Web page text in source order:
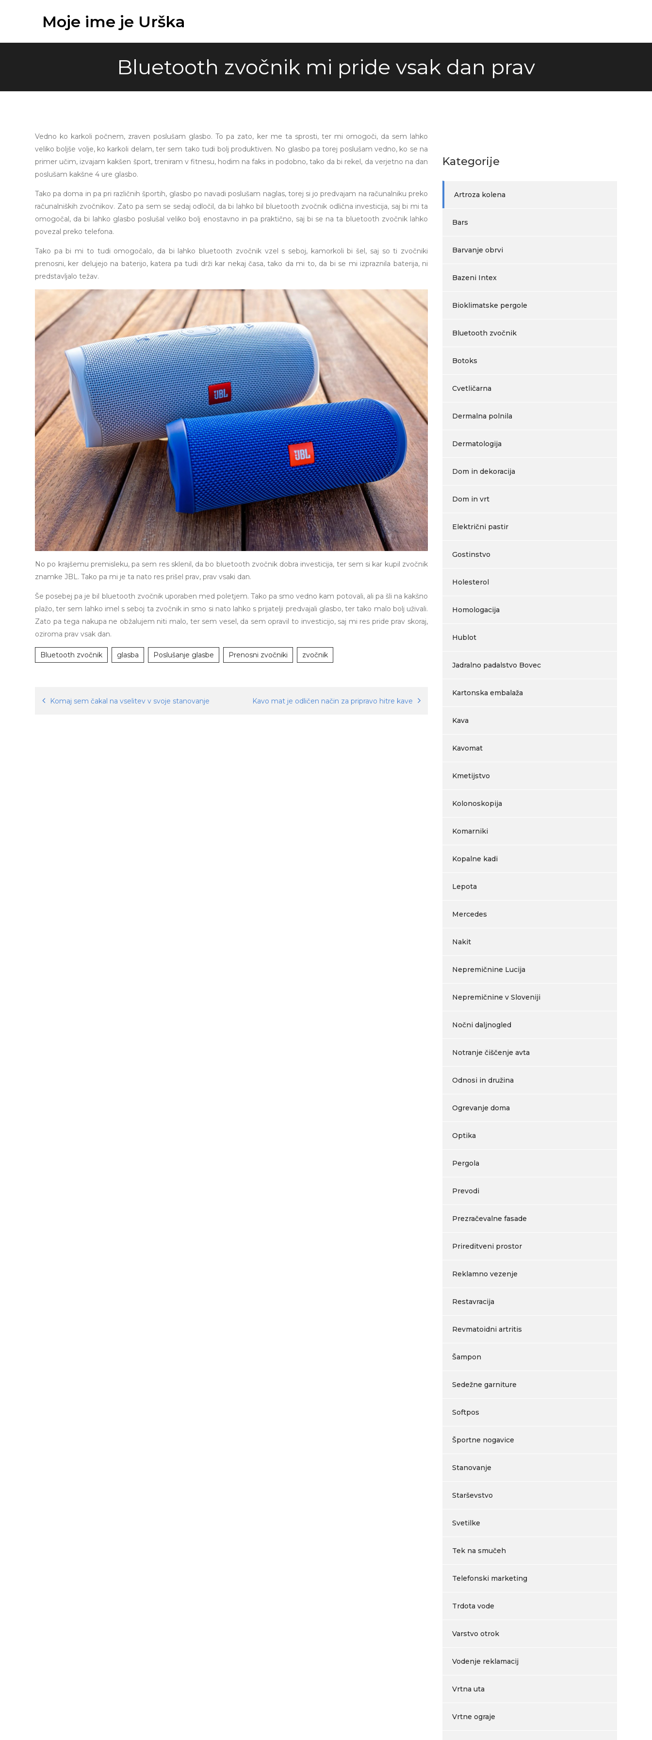
Moje ime je Urška
Bluetooth zvočnik mi pride vsak dan prav
Vedno ko karkoli počnem, zraven poslušam glasbo. To pa zato, ker me ta sprosti, ter mi omogoči, da sem lahko
veliko boljše volje, ko karkoli delam, ter sem tako tudi bolj produktiven. No glasbo pa torej poslušam vedno, ko se na
primer učim, izvajam kakšen šport, treniram v fitnesu, hodim na faks in podobno, tako da bi rekel, da verjetno na dan
poslušam kakšne 4 ure glasbo.
Tako pa doma in pa pri različnih športih, glasbo po navadi poslušam naglas, torej si jo predvajam na računalniku preko
računalniških zvočnikov. Zato pa sem se sedaj odločil, da bi lahko bil bluetooth zvočnik odlična investicija, saj bi mi ta
omogočal, da bi lahko glasbo poslušal veliko bolj enostavno in pa praktično, saj bi se na ta bluetooth zvočnik lahko
povezal preko telefona.
Tako pa bi mi to tudi omogočalo, da bi lahko bluetooth zvočnik vzel s seboj, kamorkoli bi šel, saj so ti zvočniki
prenosni, ker delujejo na baterijo, katera pa tudi drži kar nekaj časa, tako da mi to, da bi se mi izpraznila baterija, ni
predstavljalo težav.
No po krajšemu premisleku, pa sem res sklenil, da bo bluetooth zvočnik dobra investicija, ter sem si kar kupil zvočnik
znamke JBL. Tako pa mi je ta nato res prišel prav, prav vsaki dan.
Še posebej pa je bil bluetooth zvočnik uporaben med poletjem. Tako pa smo vedno kam potovali, ali pa šli na kakšno
plažo, ter sem lahko imel s seboj ta zvočnik in smo si nato lahko s prijatelji predvajali glasbo, ter tako malo bolj uživali.
Zato pa tega nakupa ne obžalujem niti malo, ter sem vesel, da sem opravil to investicijo, saj mi res pride prav skoraj,
oziroma prav vsak dan.
Bluetooth zvočnik glasba Poslušanje glasbe Prenosni zvočniki zvočnik
Navigacija
Komaj sem čakal na vselitev v svoje stanovanje Kavo mat je odličen način za pripravo hitre kave
Kategorije
Artroza kolena
Bars
Barvanje obrvi
Bazeni Intex
Bioklimatske pergole
Bluetooth zvočnik
Botoks
Cvetličarna
Dermalna polnila
Dermatologija
Dom in dekoracija
Dom in vrt
Električni pastir
Gostinstvo
Holesterol
Homologacija
Hublot
Jadralno padalstvo Bovec
Kartonska embalaža
Kava
Kavomat
Kmetijstvo
Kolonoskopija
Komarniki
Kopalne kadi
Lepota
Mercedes
Nakit
Nepremičnine Lucija
Nepremičnine v Sloveniji
Nočni daljnogled
Notranje čiščenje avta
Odnosi in družina
Ogrevanje doma
Optika
Pergola
Prevodi
Prezračevalne fasade
Prireditveni prostor
Reklamno vezenje
Restavracija
Revmatoidni artritis
Šampon
Sedežne garniture
Softpos
Športne nogavice
Stanovanje
Starševstvo
Svetilke
Tek na smučeh
Telefonski marketing
Trdota vode
Varstvo otrok
Vodenje reklamacij
Vrtna uta
Vrtne ograje